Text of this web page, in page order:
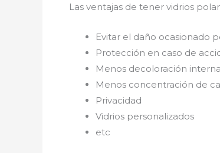
Las ventajas de tener vidrios
Evitar el daño ocasionado
Protección en caso de
Menos decoloración
Menos concentración de
Privacidad
Vidrios personalizados
etc